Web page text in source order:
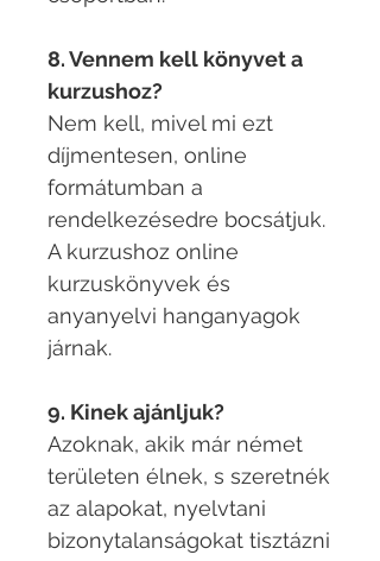
8. Vennem kell könyvet a
kurzushoz?
Nem kell, mivel mi ezt
díjmentesen, online
formátumban a
rendelkezésedre bocsátjuk.
A kurzushoz online
kurzuskönyvek és
anyanyelvi hanganyagok
járnak.
9. Kinek ajánljuk?
Azoknak, akik már német
területen élnek, s szeretnék
az alapokat, nyelvtani
bizonytalanságokat tisztázni